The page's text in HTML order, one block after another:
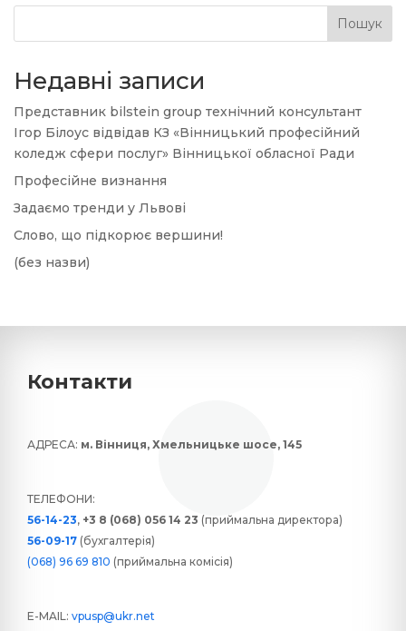
Пошук
Недавні записи
Представник bilstein group технічний консультант
Ігор Білоус відвідав КЗ «Вінницький професійний
коледж сфери послуг» Вінницької обласної Ради
Професійне визнання
Задаємо тренди у Львові
Слово, що підкорює вершини!
(без назви)
Контакти
АДРЕСА: м. Вінниця, Хмельницьке шосе, 145
ТЕЛЕФОНИ:
56-14-23, +3 8 (068) 056 14 23 (приймальна директора)
56-09-17 (бухгалтерія)
(068) 96 69 810 (приймальна комісія)
E-MAIL: vpusp@ukr.net